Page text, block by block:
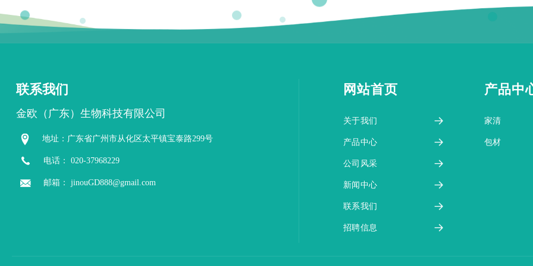
联系我们
金欧（广东）生物科技有限公司
地址：广东省广州市从化区太平镇宝泰路299号
电话： 020-37968229
邮箱： jinouGD888@gmail.com
网站首页
关于我们
产品中心
公司风采
新闻中心
联系我们
招聘信息
产品中
家清
包材